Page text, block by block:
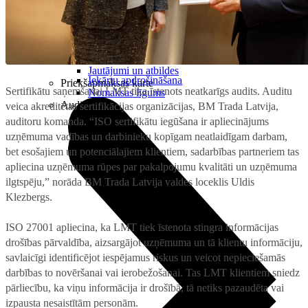
Microsoft 365 + OneDrive
Noderīgi
5G pārklājuma karte
Jautājumi un atbildes
Priekšapmaksas karte
Projektori
Audiosistēmas
TV piederumi
Noderīgi
Iekārtu apdrošināšana
Nomaksas līgums
Audio
Sertifikātu saņemšanai LMT tika īstenots neatkarīgs audits. Auditu
veica akreditētas sertifikācijas organizācijas, BM Trada Latvija,
auditoru komanda. “ISO sertifikātu iegūšana ir apliecinājums
uzņēmuma vadības un darbinieku kopīgam neatlaidīgam darbam,
bet esošajiem un potenciālajiem klientiem, sadarbības partneriem tas
apliecina uzņēmuma rūpes par pakalpojumu kvalitāti un uzņēmuma
ilgtspēju,” norāda BM Trada Latvija valdes loceklis Uldis
Klezbergs.
ISO 27001 apliecina, ka LMT tiek īstenota stingra informācijas
drošības pārvaldība, aizsargājot uzņēmuma un tā klientu informāciju,
savlaicīgi identificējot iespējamus riskus un veicot nepieciešamās
darbības to novēršanai vai ierobežošanai. Tas LMT klientiem sniedz
pārliecību, ka viņu informācija ir drošībā, tā netiks pazaudēta vai
izpausta nesaistītām personām.